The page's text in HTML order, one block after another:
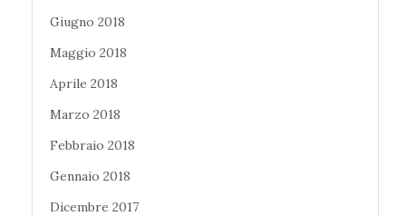
Giugno 2018
Maggio 2018
Aprile 2018
Marzo 2018
Febbraio 2018
Gennaio 2018
Dicembre 2017